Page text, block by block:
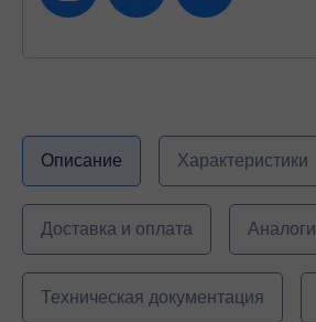
Описание Характеристики
Доставка и оплата Аналоги
Техническая документация